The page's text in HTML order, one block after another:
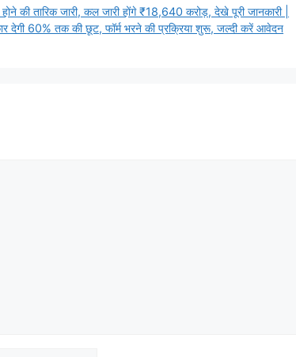
की तारिक जारी, कल जारी होंगे ₹18,640 करोड़, देखे पूरी जानकारी |
देगी 60% तक की छूट, फॉर्म भरने की प्रक्रिया शुरू, जल्दी करें आवेदन